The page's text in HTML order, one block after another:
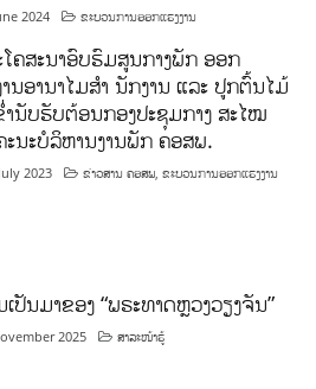
2024 ຂະບວນການອອກແຮງງານ
ໂຄສະນາອົບຮົມສູນກາງພັກ ອອກ
ານອານາໄມສໍາ ນັກງານ ແລະ ປູກຕົ້ນໄມ້
ານັບຮັບຕ້ອນກອງປະຊຸມກາງ ສະໄໝ
ະນະບໍລິຫານງານພັກ ຄອສພ.
2023 ຂ່າວສານ ຄອສພ,ຂະບວນການອອກແຮງງານ
ເປັນມາຂອງ “ພຣະທາດຫຼວງວຽງຈັນ”
2025 ສາລະໜ້າຮູ້